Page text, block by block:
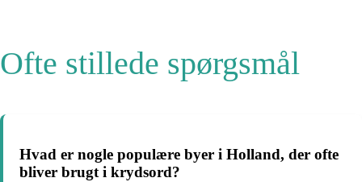
Ofte stillede spørgsmål
Hvad er nogle populære byer i Holland, der ofte
bliver brugt i krydsord?